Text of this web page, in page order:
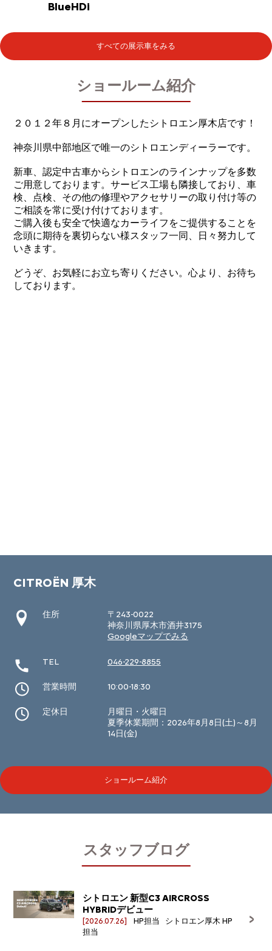
BlueHDi
すべての展示車をみる
ショールーム紹介
２０１２年８月にオープンしたシトロエン厚木店です！
神奈川県中部地区で唯一のシトロエンディーラーです。
新車、認定中古車からシトロエンのラインナップを多数
ご用意しております。サービス工場も隣接しており、車
検、点検、その他の修理やアクセサリーの取り付け等の
ご相談を常に受け付けております。
ご購入後も安全で快適なカーライフをご提供することを
念頭に期待を裏切らない様スタッフ一同、日々努力して
いきます。
どうぞ、お気軽にお立ち寄りください。心より、お待ち
しております。
CITROËN 厚木
住所
〒243-0022
神奈川県厚木市酒井3175
Googleマップでみる
TEL 046-229-8855
営業時間 10:00-18:30
定休日
月曜日・火曜日
夏季休業期間：2026年8月8日(土)～8月
14日(金)
ショールーム紹介
スタッフブログ
シトロエン 新型C3 AIRCROSS
HYBRIDデビュー
[2026.07.26]
HP担当 シトロエン厚木 HP
担当